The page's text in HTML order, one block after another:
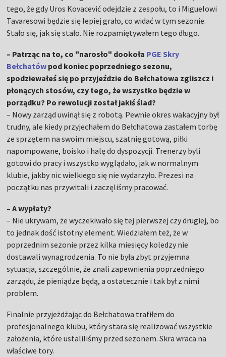
tego, że gdy Uros Kovacević odejdzie z zespołu, to i Miguelowi
Tavaresowi będzie się lepiej grało, co widać w tym sezonie.
Stało się, jak się stało. Nie rozpamiętywałem tego długo.
– Patrząc na to, co "narosło" dookoła PGE Skry
Bełchatów pod koniec poprzedniego sezonu,
spodziewałeś się po przyjeździe do Bełchatowa zgliszcz i
płonących stosów, czy tego, że wszystko będzie w
porządku? Po rewolucji został jakiś ślad?
– Nowy zarząd uwinął się z robotą. Pewnie okres wakacyjny był
trudny, ale kiedy przyjechałem do Bełchatowa zastałem torbę
ze sprzętem na swoim miejscu, szatnię gotową, piłki
napompowane, boisko i halę do dyspozycji. Trenerzy byli
gotowi do pracy i wszystko wyglądało, jak w normalnym
klubie, jakby nic wielkiego się nie wydarzyło. Prezesi na
początku nas przywitali i zaczęliśmy pracować.
– A wypłaty?
– Nie ukrywam, że wyczekiwało się tej pierwszej czy drugiej, bo
to jednak dość istotny element. Wiedziałem też, że w
poprzednim sezonie przez kilka miesięcy koledzy nie
dostawali wynagrodzenia. To nie była zbyt przyjemna
sytuacja, szczególnie, że znali zapewnienia poprzedniego
zarządu, że pieniądze będą, a ostatecznie i tak był z nimi
problem.
Finalnie przyjeżdżając do Bełchatowa trafiłem do
profesjonalnego klubu, który stara się realizować wszystkie
założenia, które ustaliliśmy przed sezonem. Skra wraca na
właściwe tory.